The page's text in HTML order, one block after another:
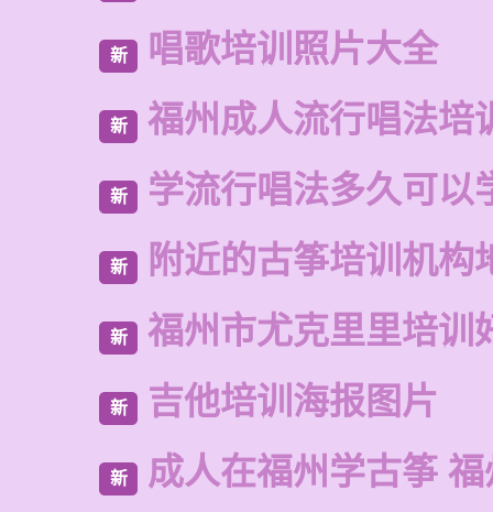
新 唱歌培训照片大全
新 福州成人流行唱法培
新 学流行唱法多久可以
新 附近的古筝培训机构
新 福州市尤克里里培训
新 吉他培训海报图片
新 成人在福州学古筝